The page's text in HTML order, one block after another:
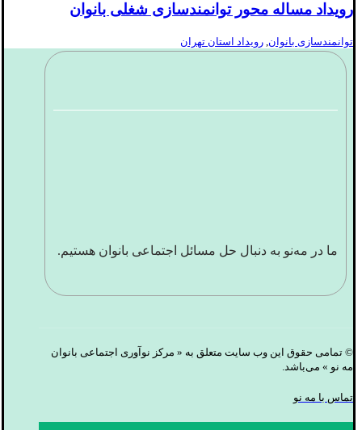
رویداد مساله محور توانمندسازی شغلی بانوان
توانمندسازی بانوان رویداد استان تهران
ما در مه‌نو به دنبال حل مسائل اجتماعی بانوان هستیم.
© تمامی حقوق این وب سایت متعلق به « مرکز نوآوری اجتماعی بانوان
مه نو » می‌باشد.
تماس با مه نو